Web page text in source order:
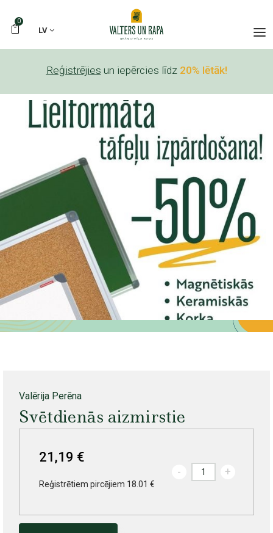
0
LV
Reģistrējies un iepērcies līdz 20% lētāk!
Valērija Perēna
Svētdienās aizmirstie
21,19 €
Reģistrētiem pircējiem 18.01 €
- +